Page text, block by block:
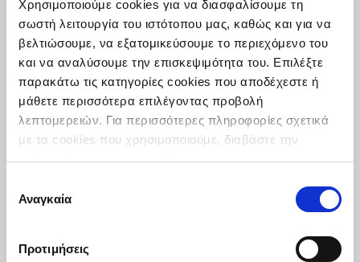
Χρησιμοποιούμε cookies για να διασφαλίσουμε τη
σωστή λειτουργία του ιστότοπου μας, καθώς και για να
βελτιώσουμε, να εξατομικεύσουμε το περιεχόμενο του
και να αναλύσουμε την επισκεψιμότητα του. Επιλέξτε
παρακάτω τις κατηγορίες cookies που αποδέχεστε ή
μάθετε περισσότερα επιλέγοντας προβολή
λεπτομερειών. Για περισσότερες πληροφορίες σχετικά
με τα cookies που χρησιμοποιούμε, διαβάστε την
πολιτική μας για τα cookies.
συγκατάθεσης
Αναγκαία
Προτιμήσεις
Tzanidis Food Ingredients @ Food